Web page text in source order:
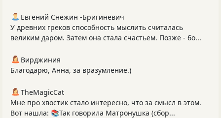
Евгений Снежин -Бригиневич
У древних греков способность мыслить считалась
великим даром. Затем она стала счастьем. Позже - бо...
Вирджиния
Благодарю, Анна, за вразумление.)
TheMagicCat
Мне про хвостик стало интересно, что за смысл в этом.
Вот нашла: 📚Так говорила Матронушка (сбор...